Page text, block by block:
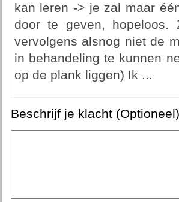
kan leren -> je zal maar
door te geven,
vervolgens alsnog niet de
in behandeling te kunnen
op de plank liggen) Ik ...
Beschrijf je klacht